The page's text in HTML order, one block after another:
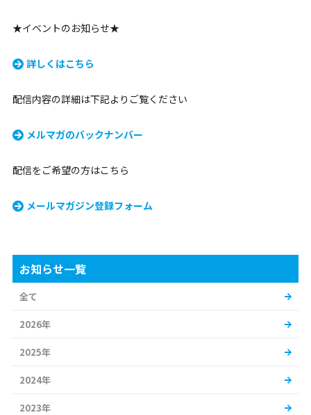
★イベントのお知らせ★
詳しくはこちら
配信内容の詳細は下記よりご覧ください
メルマガのバックナンバー
配信をご希望の方はこちら
メールマガジン登録フォーム
お知らせ一覧
全て
2026年
2025年
2024年
2023年